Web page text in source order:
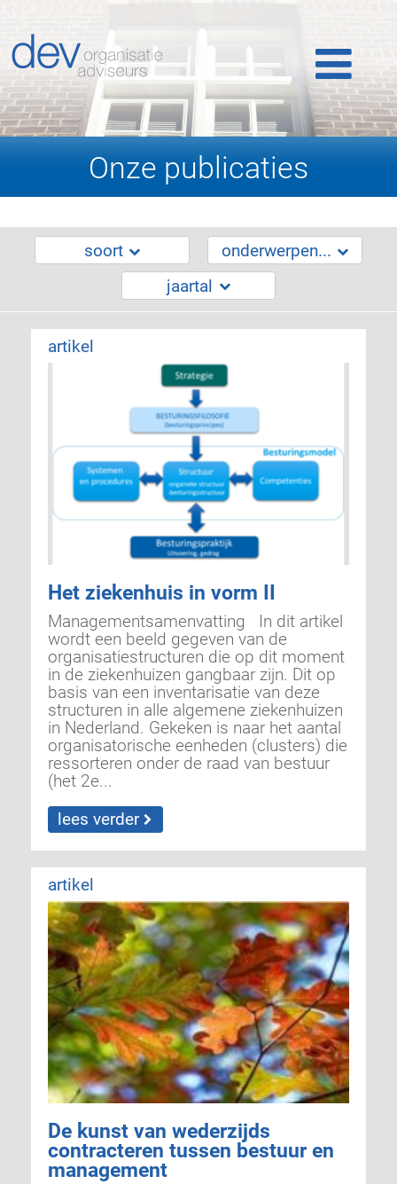
Onze publicaties
soort
onderwerpen...
jaartal
artikel
Het ziekenhuis in vorm II
Managementsamenvatting In dit artikel
wordt een beeld gegeven van de
organisatiestructuren die op dit moment
in de ziekenhuizen gangbaar zijn. Dit op
basis van een inventarisatie van deze
structuren in alle algemene ziekenhuizen
in Nederland. Gekeken is naar het aantal
organisatorische eenheden (clusters) die
ressorteren onder de raad van bestuur
(het 2e...
lees verder
artikel
De kunst van wederzijds
contracteren tussen bestuur en
management
Home
Ons werk
Ons team
Publicaties
Nieuws
Klantlogin